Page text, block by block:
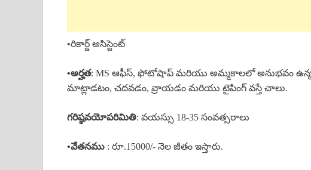
•రికార్డ్ అసిస్టెంట్
•అర్హత: MS ఆఫీస్, ఫోటోషాప్ మరియు అమ్మకాలలో అనుభవం ఉన్న
మాట్లాడటం, చదవడం, వ్రాయడం మరియు టైపింగ్ వస్తే చాలు.
గరిష్ఠవయోపరిమితి: వయస్సు 18-35 సంవత్సరాలు
•వేతనము : రూ.15000/- నెల జీతం ఇస్తారు.